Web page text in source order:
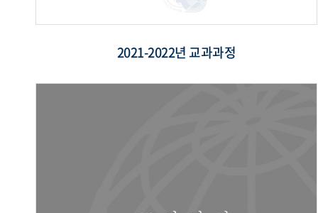
2021-2022년 교과과정